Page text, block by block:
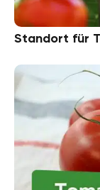
Standort für